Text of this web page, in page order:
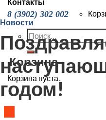
8 (3902) 302 002
Искать:
Корзина
Корзина пуста.
Новости
годом!